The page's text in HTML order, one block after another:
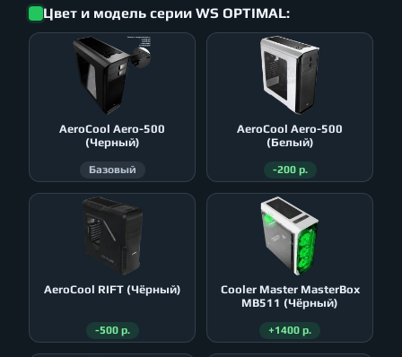
Цвет и модель серии WS OPTIMAL:
AeroСool Aero-500
(Черный)
Базовый
AeroСool Aero-500
(Белый)
-200 р.
AeroСool RIFT (Чёрный)
-500 р.
Cooler Master MasterBox
MB511 (Чёрный)
+1400 р.